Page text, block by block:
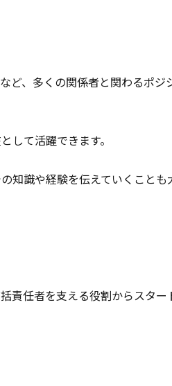
ど、多くの関係者と関わるポジ
して活躍できます。
知識や経験を伝えていくことも
責任者を支える役割からスター